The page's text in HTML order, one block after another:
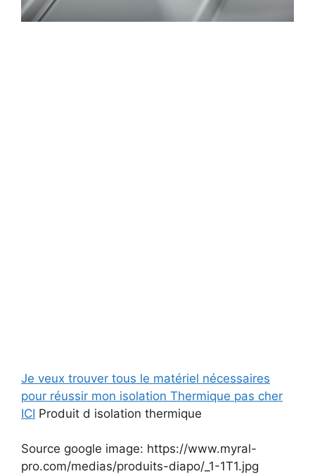
Je veux trouver tous le matériel nécessaires
pour réussir mon isolation Thermique pas cher
ICI Produit d isolation thermique
Source google image: https://www.myral-
pro.com/medias/produits-diapo/_1-1T1.jpg